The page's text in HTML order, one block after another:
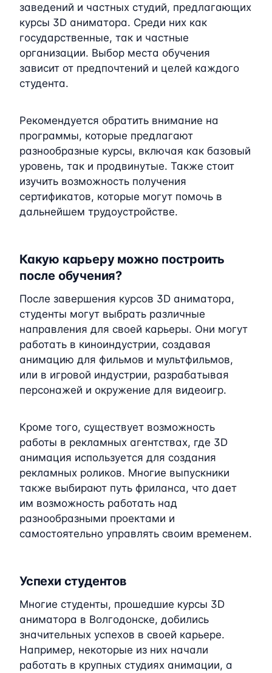
заведений и частных студий, предлагающих
курсы 3D аниматора. Среди них как
государственные, так и частные
организации. Выбор места обучения
зависит от предпочтений и целей каждого
студента.
Рекомендуется обратить внимание на
программы, которые предлагают
разнообразные курсы, включая как базовый
уровень, так и продвинутые. Также стоит
изучить возможность получения
сертификатов, которые могут помочь в
дальнейшем трудоустройстве.
Какую карьеру можно построить
после обучения?
После завершения курсов 3D аниматора,
студенты могут выбрать различные
направления для своей карьеры. Они могут
работать в киноиндустрии, создавая
анимацию для фильмов и мультфильмов,
или в игровой индустрии, разрабатывая
персонажей и окружение для видеоигр.
Кроме того, существует возможность
работы в рекламных агентствах, где 3D
анимация используется для создания
рекламных роликов. Многие выпускники
также выбирают путь фриланса, что дает
им возможность работать над
разнообразными проектами и
самостоятельно управлять своим временем.
Успехи студентов
Многие студенты, прошедшие курсы 3D
аниматора в Волгодонске, добились
значительных успехов в своей карьере.
Например, некоторые из них начали
работать в крупных студиях анимации, а